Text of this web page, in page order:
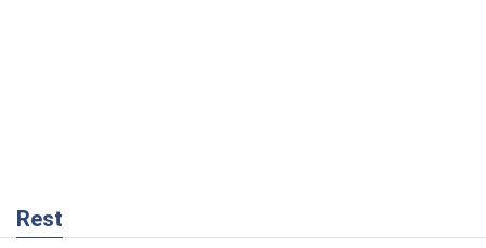
Rest